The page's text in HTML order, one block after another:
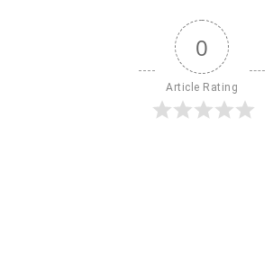
0
Article Rating